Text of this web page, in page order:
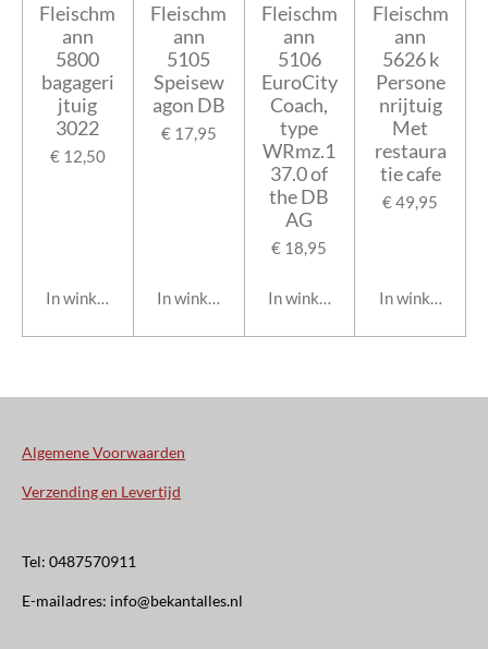
Fleischm
ann
5800
bagageri
jtuig
3022
€ 12,50
In winkelwagen
Fleischm
ann
5105
Speisew
agon DB
€ 17,95
In winkelwagen
Fleischm
ann
5106
EuroCity
Coach,
type
WRmz.1
37.0 of
the DB
AG
€ 18,95
In winkelwagen
Fleischm
ann
5626 k
Persone
nrijtuig
Met
restaura
tie cafe
€ 49,95
In
Algemene Voorwaarden
Verzending en Levertijd
Tel: 0487570911
E-mailadres: info@bekantalles.nl